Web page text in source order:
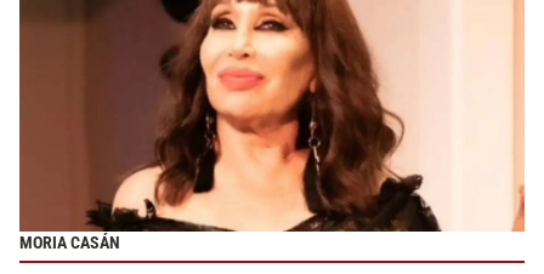
MORIA CASÁN